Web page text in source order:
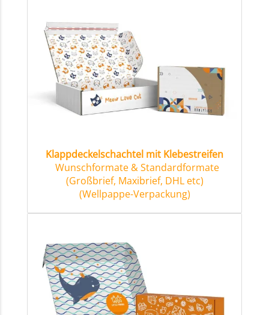
Klappdeckelschachtel mit Klebestreifen
Wunschformate & Standardformate
(Großbrief, Maxibrief, DHL etc)
(Wellpappe-Verpackung)